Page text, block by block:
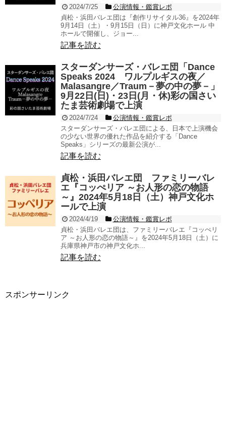
2024/7/25
公演情報・鑑賞レポ
貞松・浜田バレエ団は『創作リサイタル36』を2024年
9月14日（土）・9月15日（日）に神戸文化ホール 中
ホールで開催し、ジョー...
記事を読む
スターダンサーズ・バレエ団「Dance
Speaks 2024 ワルプルギスの夜／
Malasangre／Traum－夢の中の夢－」
9月22日(日)・23日(月・休)彩の国さい
たま芸術劇場で上演
2024/7/24
公演情報・鑑賞レポ
スターダンサーズ・バレエ団による、日本で上演機会
の少ない世界の優れた作品を紹介する「Dance
Speaks」シリーズの最新公演が...
記事を読む
貞松・浜田バレエ団 ファミリーバレ
エ『コッぺリア ～お人形の恋の物語
～』2024年5月18日（土）神戸文化ホ
ールで上演
2024/4/19
公演情報・鑑賞レポ
貞松・浜田バレエ団は、ファミリーバレエ『コッぺリ
ア ～お人形の恋の物語～』を2024年5月18日（土）に
兵庫県神戸市の神戸文化ホ...
記事を読む
スポンサーリンク